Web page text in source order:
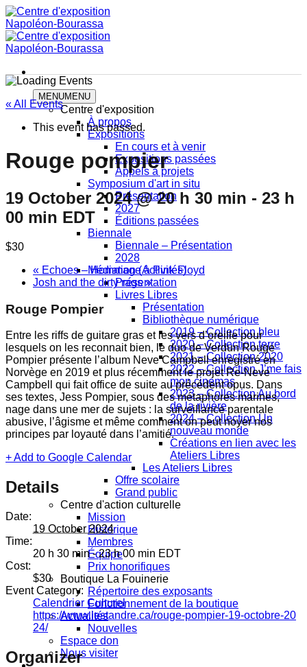
Skip
to
content
MENUMENU
Centre d'exposition
À propos
Expositions
En cours et à venir
Expositions passées
Appels à projets
Symposium d'art in situ
Présentation
2027
Éditions passées
Biennale
Biennale – Présentation
2028
Médiation (Activités)
Présentation
Livres Libres
Présentation
Bibliothèque numérique
2019 – Collection bleu
2020 – Collection terre
2021 – Collection 2020
2022 – Collection J’me fais
mon cinemas
2023 – Collection Au bord
de la rivière
2024 – Collection Un
nouveau monde
Créations en lien avec les
Ateliers Libres
Les Ateliers Libres
Offre scolaire
Grand public
Centre d'action culturelle
Mission
Historique
Membres
Équipe
Prix honorifiques
Boutique La Fouinerie
Répertoire des exposants
Fonctionnement de la boutique
Actualités
Nouvelles
Espace don
Nous visiter
« All Events
This event has passed.
Rouge pompier
19 October 2024 @ 20 h 30 min - 23 h
00 min EDT
$30
« Echoes – Hommage à Pink Floyd
Josh and the dirty rags»
Rouge Pompier
Entre les riffs de guitare gras et les vers d’oreille pour
lesquels on les reconnait bien, le duo de Verdun Rouge
Pompier présente l’album Neve Campbell enregistré en
Norvège en 2019 et plus récemment le projet Re-Neve
Campbell qui fait office de suite au précédent opus. Dans
ses textes, Jess Pompier, sous des métaphores marines,
nage dans une mer de sujets : la surveillance parentale
abusive, l’âgisme et même comment on peut noyer nos
principes par loyauté dans l’amitié.
+ Add to Google Calendar
Details
Date:
19 October 2024
Time:
20 h 30 min - 23 h 00 min EDT
Cost:
$30
Event Category:
Calendrier Culturel
https://www.lestandre.ca/rouge-pompier-19-octobre-20
24/
Organizer